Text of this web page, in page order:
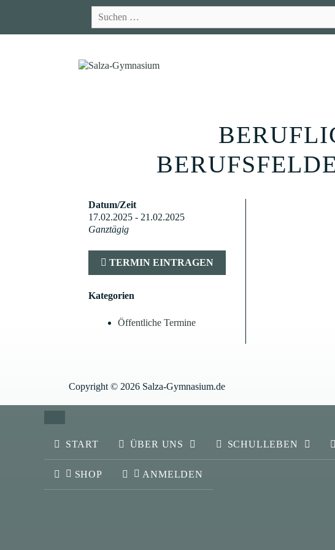
nach:
Datum/Zeit
17.02.2025 - 21.02.2025
Ganztägig
TERMIN EINTRAGEN
Kategorien
Öffentliche Termine
Copyright © 2026 Salza-Gymnasium.de
SCHLIESSEN
START
ÜBER UNS SCHULLEBEN
SHOP ANMELDEN